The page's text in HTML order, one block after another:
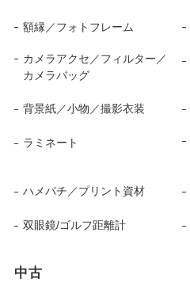
額縁／フォトフレーム
カメラアクセ／フィルター／
カメラバッグ
背景紙／小物／撮影衣装
ラミネート
ハメパチ／プリント資材
双眼鏡/ゴルフ距離計
中古